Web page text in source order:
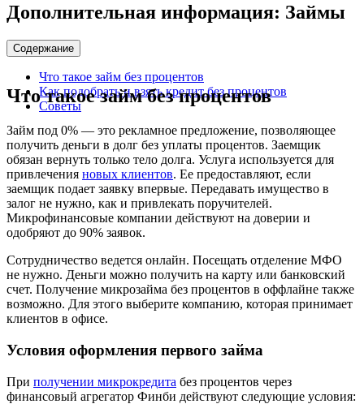
Дополнительная информация: Займы
Содержание
Что такое займ без процентов
Как подобрать и взять кредит без процентов
Советы
Что такое займ без процентов
Займ под 0% — это рекламное предложение, позволяющее
получить деньги в долг без уплаты процентов. Заемщик
обязан вернуть только тело долга. Услуга используется для
привлечения новых клиентов. Ее предоставляют, если
заемщик подает заявку впервые. Передавать имущество в
залог не нужно, как и привлекать поручителей.
Микрофинансовые компании действуют на доверии и
одобряют до 90% заявок.
Сотрудничество ведется онлайн. Посещать отделение МФО
не нужно. Деньги можно получить на карту или банковский
счет. Получение микрозайма без процентов в оффлайне также
возможно. Для этого выберите компанию, которая принимает
клиентов в офисе.
Условия оформления первого займа
При получении микрокредита без процентов через
финансовый агрегатор Финби действуют следующие условия: